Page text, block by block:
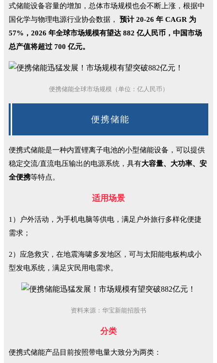
式储能设备容量的增加，总体市场规模也会不断上涨，根据中
国化学与物理电源行业协会数据， 预计 20-26 年 CAGR 为
57%，2026 年全球市场规模有望达 882 亿人民币，中国市场
总产值将超过 700 亿元。
便携储能全球市场规模（单位：亿人民币）
便携储能
便携式储能是一种内置锂离子电池的小型储能设备，可以提供
稳定交流/直流电压输出的电源系统，具有大容量、大功率、安
全便携等特点。
适用场景
1）户外活动，为手机电脑等供电，满足户外旅行多样化便捷
需求；
2）应急救灾，在地震海啸多发地区，可与太阳能电板构成小
型发电系统，满足灾民用电需求。
资料来源：华宝新能招股书
分类
便携式储能产品目前按照带电量大致分为两类：